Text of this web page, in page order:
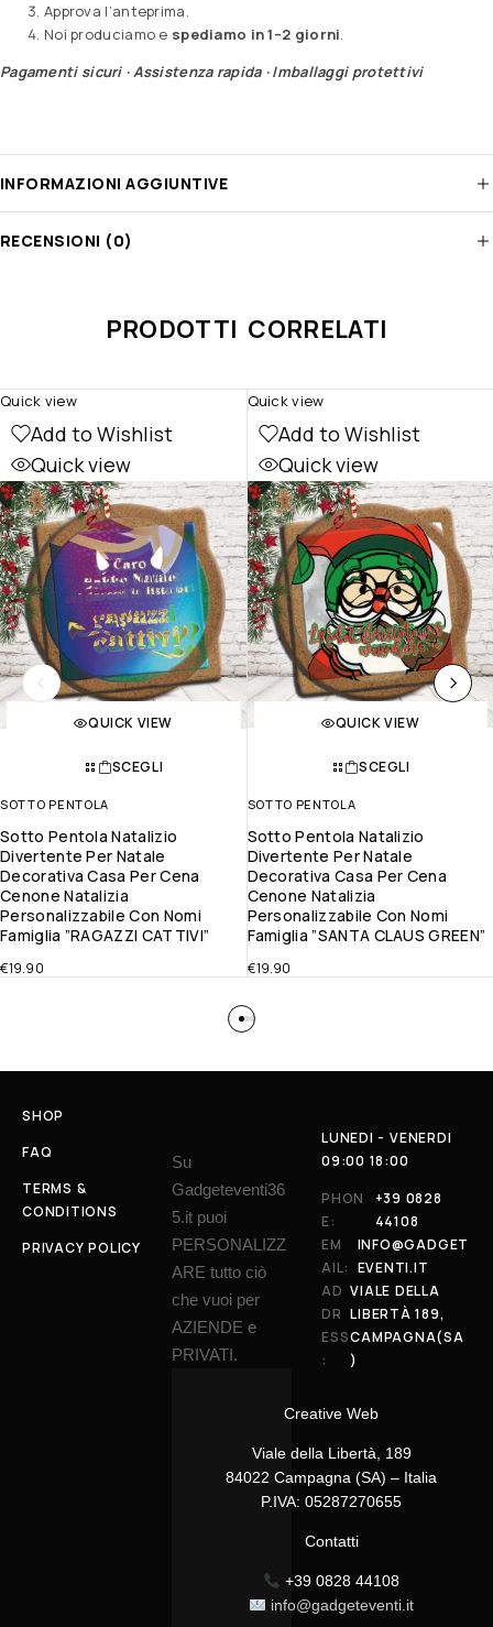
Approva l’anteprima.
Noi produciamo e spediamo in 1–2 giorni.
Pagamenti sicuri · Assistenza rapida · Imballaggi protettivi
INFORMAZIONI AGGIUNTIVE
RECENSIONI (0)
PRODOTTI CORRELATI
Add to Wishlist
Quick view
QUICK VIEW
SCEGLI
SOTTO PENTOLA
Sotto Pentola Natalizio
Divertente Per Natale
Decorativa Casa Per Cena
Cenone Natalizia
Personalizzabile Con Nomi
Famiglia ”RAGAZZI CATTIVI”
€19.90
Quick view
Add to Wishlist
Quick view
QUICK VIEW
SCEGLI
SOTTO PENTOLA
Sotto Pentola Natalizio
Divertente Per Natale
Decorativa Casa Per Cena
Cenone Natalizia
Personalizzabile Con Nomi
Famiglia ”SANTA CLAUS GREEN”
€19.90
Quick view
SHOP
FAQ
TERMS &
CONDITIONS
PRIVACY POLICY
Su
Gadgeteventi36
5.it puoi
PERSONALIZZ
ARE tutto ciò
che vuoi per
AZIENDE e
PRIVATI.
Creative Web
Viale della Libertà, 189
84022 Campagna (SA) – Italia
P.IVA: 05287270655
Contatti
+39 0828 44108
info@gadgeteventi.it
LUNEDI - VENERDI
09:00 18:00
PHON
E:
+39 0828
44108
EM
AIL:
INFO@GADGET
EVENTI.IT
AD
DR
ESS
:
VIALE DELLA
LIBERTÀ 189,
CAMPAGNA(SA
)